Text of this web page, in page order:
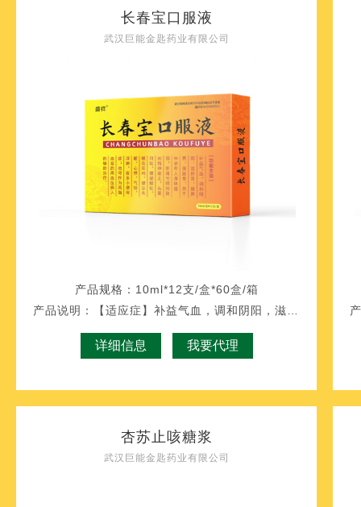
长春宝口服液
武汉巨能金匙药业有限公司
产品规格： 10ml*12支/盒*60盒/箱
产品说明：
【适应症】补益气血，调和阴阳，滋肝肾，健
详细信息 我要代理
杏苏止咳糖浆
武汉巨能金匙药业有限公司